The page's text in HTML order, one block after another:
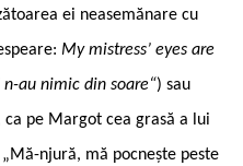
ei neasemănare cu
My mistress’ eyes are
au nimic din soare“) sau
pe Margot cea grasă a lui
njură, mă pocnește peste